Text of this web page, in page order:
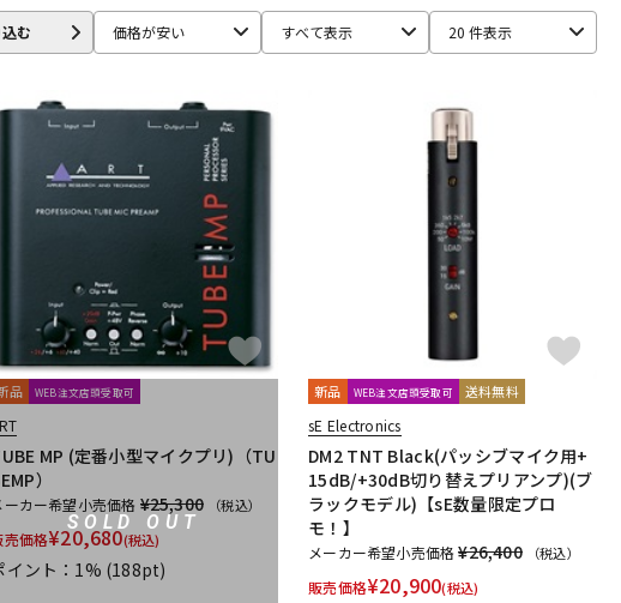
PRO Ear Trumpet Labs EARTHWORKS
Ehrlund Microphone
EXFORM Fischer Amps FMR AUDIO FOCAL
Focusrite
HEADREC Hear Technologies
HEiL SOUND
JBL
JVC
KOTOBUKI KRK KRYNA
MATRIX
MIDAS
Musikelectronic Geithain MUZEN
Primo PrismSound PROIDEA
Protection Racket
Audio Rhapsodio RODE Roger Mayer Roland
Ronk Japan
SCHOEPS
SENNHEISER
SoundCraft Soyuz SPL SSL(Solid State Logic) STAX
STAY
Culture TOMOCA Tonelux Townsend Labs
United Studio Technologies Universal Audio
unknown
WAVES WesAudio
む 価格が安い すべて表示 20 件表示
SOLD OUT
品 WEB注文店頭受取可
MP (定番小型マイクプリ)（TU
）
ーカー希望小売価格 ¥25,300 （税込）
売価格¥20,680(税込)
イント：1% (188pt)
新品 WEB注文店頭受取可 送料無料
sE Electronics
DM2 TNT Black(パッシブマイク用+
15dB/+30dB切り替えプリアンプ)(ブ
ラックモデル)【sE数量限定プロ
モ！】
メーカー希望小売価格¥26,400 （税込）
販売価格¥20,900(税込)